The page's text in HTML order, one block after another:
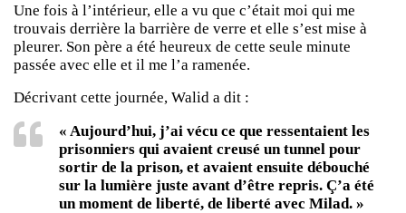
Une fois à l’intérieur, elle a vu que c’était moi qui me
trouvais derrière la barrière de verre et elle s’est mise à
pleurer. Son père a été heureux de cette seule minute
passée avec elle et il me l’a ramenée.
Décrivant cette journée, Walid a dit :
« Aujourd’hui, j’ai vécu ce que ressentaient les
prisonniers qui avaient creusé un tunnel pour
sortir de la prison, et avaient ensuite débouché
sur la lumière juste avant d’être repris. Ç’a été
un moment de liberté, de liberté avec Milad. »